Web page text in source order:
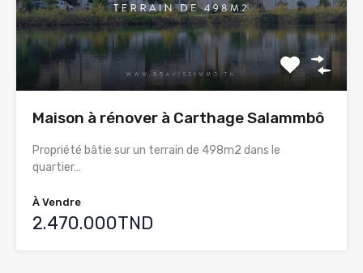
Maison à rénover à Carthage Salammbô
Propriété bâtie sur un terrain de 498m2 dans le
quartier…
À Vendre
2.470.000TND